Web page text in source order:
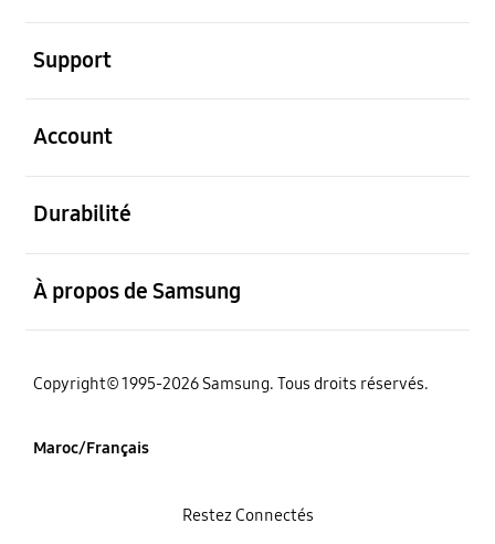
Support
Account
Durabilité
À propos de Samsung
Copyright© 1995-2026 Samsung. Tous droits réservés.
Maroc/Français
Restez Connectés